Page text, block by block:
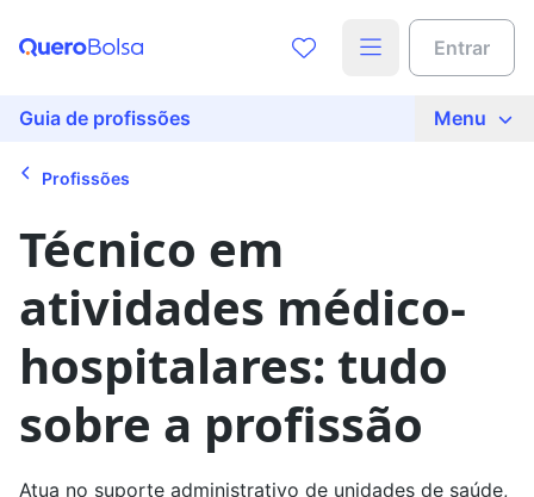
Entrar
Guia de profissões Menu
Profissões
Técnico em
atividades médico-
hospitalares: tudo
sobre a profissão
Atua no suporte administrativo de unidades de saúde,
Acesse o conteúdo completo
Preencha seus dados para liberar o acesso
Telefone
Ao continuar, você concorda com nossas
privacidade